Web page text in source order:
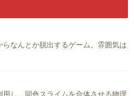
らなんとか脱出するゲーム。雰囲気は